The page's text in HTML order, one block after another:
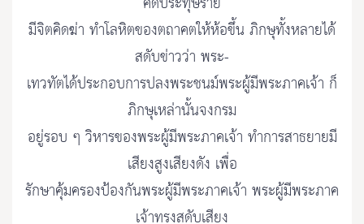
มีจิตคิดฆ่า ทำโลหิตของตถาคตให้ห้อขึ้น ภิกษุทั้งหลายได้
สดับข่าวว่า พระ-
เทวทัตได้ประกอบการปลงพระชนม์พระผู้มีพระภาคเจ้า ก็
ภิกษุเหล่านั้นจงกรม
อยู่รอบ ๆ วิหารของพระผู้มีพระภาคเจ้า ทำการสาธยายมี
เสียงสูงเสียงดัง เพื่อ
รักษาคุ้มครองป้องกันพระผู้มีพระภาคเจ้า พระผู้มีพระภาค
เจ้าทรงสดับเสียง